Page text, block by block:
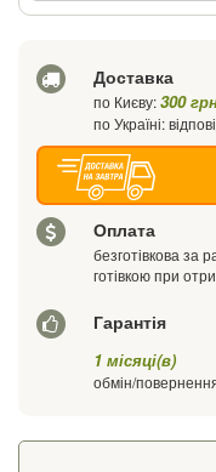
Доставка
по Києву:300
по Україні:
Оплата
безготівкова за
готівкою при
Гарантія
1 місяці(в)
обмін/